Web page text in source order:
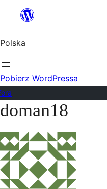
Przejdź
treści
Polska
Pobierz WordPressa
Przejdź
treści
doman18